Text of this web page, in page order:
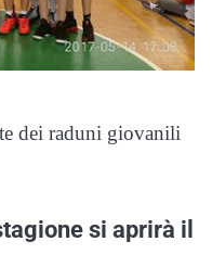
dei raduni giovanili
si aprirà il